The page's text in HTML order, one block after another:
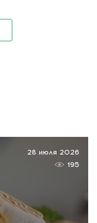
28 июля 2026
195